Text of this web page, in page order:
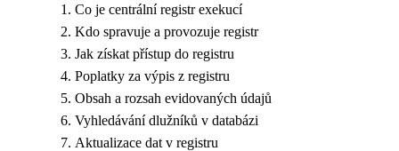
Co je centrální registr exekucí
Kdo spravuje a provozuje registr
Jak získat přístup do registru
Poplatky za výpis z registru
Obsah a rozsah evidovaných údajů
Vyhledávání dlužníků v databázi
Aktualizace dat v registru